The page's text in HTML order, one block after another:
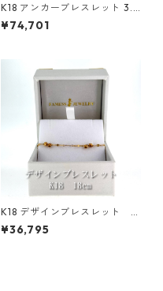
K18 アンカーブレスレット 3.4
mm
¥74,701
K18 デザインブレスレット
0.5mm
¥36,795